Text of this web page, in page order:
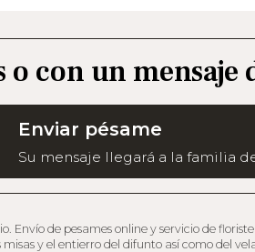
con un mensaje
Enviar pésame
Su mensaje llegará a la familia
de pesames online y servicio de
y el entierro del difunto así como del